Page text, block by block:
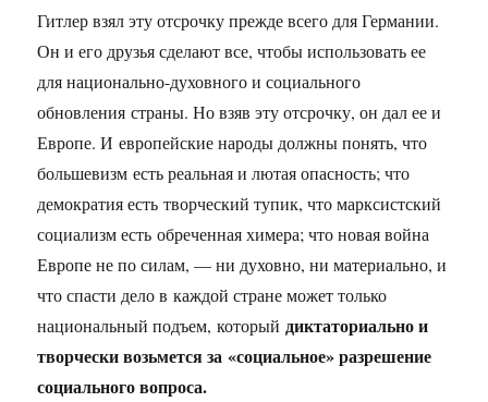
Гитлер взял эту отсрочку прежде всего для Германии.
Он и его друзья сделают все, чтобы использовать ее
для национально-духовного и социального
обновления страны. Но взяв эту отсрочку, он дал ее и
Европе. И европейские народы должны понять, что
большевизм есть реальная и лютая опасность; что
демократия есть творческий тупик, что марксистский
социализм есть обреченная химера; что новая война
Европе не по силам, — ни духовно, ни материально, и
что спасти дело в каждой стране может только
национальный подъем, который диктаториально и
творчески возьмется за «социальное» разрешение
социального вопроса.